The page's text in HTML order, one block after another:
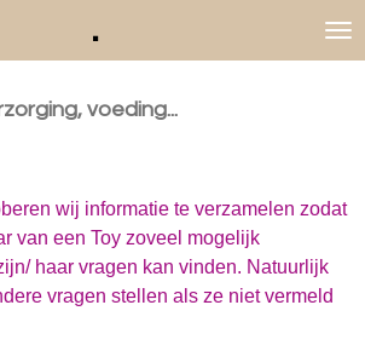
.
voeding...
wij informatie te verzamelen zodat
van een Toy zoveel mogelijk
haar vragen kan vinden. Natuurlijk
vragen stellen als ze niet vermeld